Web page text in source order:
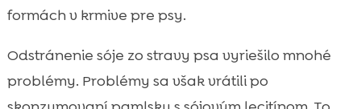
formách v krmive pre psy.
Odstránenie sóje zo stravy psa vyriešilo mnohé
problémy. Problémy sa však vrátili po